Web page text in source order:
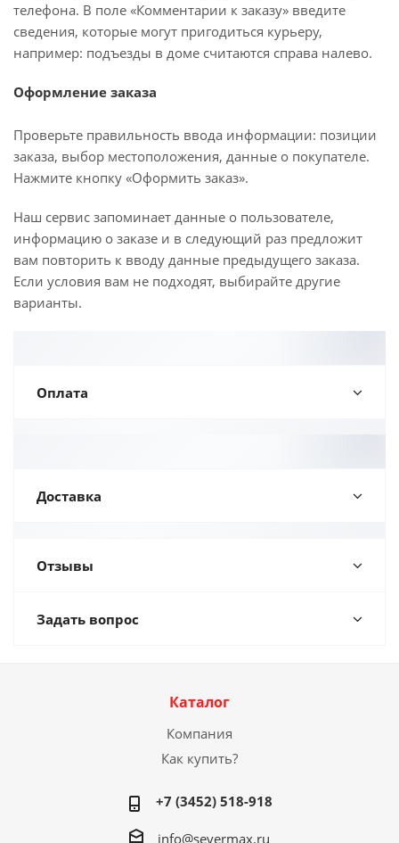
телефона. В поле «Комментарии к заказу» введите
сведения, которые могут пригодиться курьеру,
например: подъезды в доме считаются справа налево.
Оформление заказа
Проверьте правильность ввода информации: позиции
заказа, выбор местоположения, данные о покупателе.
Нажмите кнопку «Оформить заказ».
Наш сервис запоминает данные о пользователе,
информацию о заказе и в следующий раз предложит
вам повторить к вводу данные предыдущего заказа.
Если условия вам не подходят, выбирайте другие
варианты.
Оплата
Доставка
Отзывы
Задать вопрос
Каталог
Компания
Как купить?
+7 (3452) 518-918
info@severmax.ru